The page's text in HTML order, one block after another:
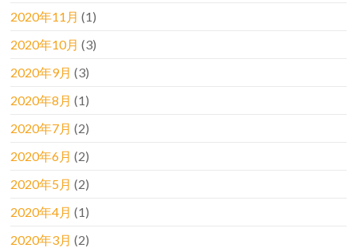
2020年11月 (1)
2020年10月 (3)
2020年9月 (3)
2020年8月 (1)
2020年7月 (2)
2020年6月 (2)
2020年5月 (2)
2020年4月 (1)
2020年3月 (2)